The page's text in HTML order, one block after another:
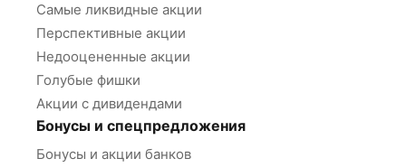
Самые ликвидные акции
Перспективные акции
Недооцененные акции
Голубые фишки
Акции с дивидендами
Бонусы и спецпредложения
Бонусы и акции банков